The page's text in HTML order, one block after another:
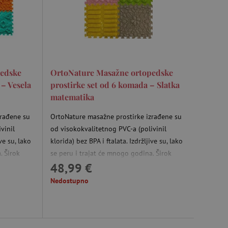
Vesela
su
su, lako
Širok
OrtoNature Masažne ortopedske
prostirke set od 6 komada – Slatka
matematika
OrtoNature masažne prostirke izrađene su
od visokokvalitetnog PVC-a (polivinil
klorida) bez BPA i ftalata. Izdržljive su, lako
se peru i trajat će mnogo godina. Širok
raspon tekstura i boja prostirki pozitivno
utječe na maštu. Hodanje po prostirkama
48,99 €
Nedostupno
analytics servisu.
stanja sesije.
i kolačić je za
s korisnikom koji je već
iskustvo.
i angažmana
korisničko
web stranice da
i da osigura
kako bi se poboljšalo